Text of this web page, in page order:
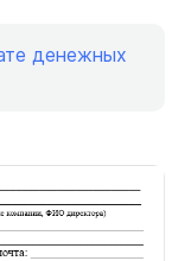
денежных